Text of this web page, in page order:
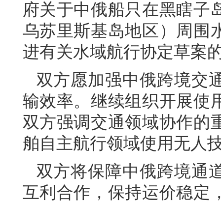
府关于中俄船只在黑瞎子
乌苏里斯基岛地区）周围
进有关水域航行协定草案
双方愿加强中俄跨境交
输效率。继续组织开展使
双方强调交通领域协作的
舶自主航行领域使用无人
双方将保障中俄跨境通
互利合作，保持运价稳定